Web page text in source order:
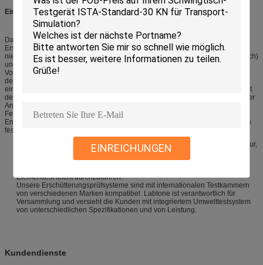
EINREICHUNGEN
Einleitung
Das integrierte Klimatest-System ist eine Kombination der Testkammer und
Erschütterungstestsystem, hingegen unterschiedliche Temperatur (hoch-
niedrige Temperatur), Feuchtigkeit, die Erschütterung (sinusförmig/gelegentlich)
und der elektrische Druck auf dem Exemplar entsprechend dem
Voreinstellungszeitraum angewandt ist, „Umwelt-Simulation“ der Temperatur,
der Feuchtigkeit und der Erschütterung durchzuführen. Verglichen mit
einzelnem Elementtest kann dieser Test die Transport- und Gebrauchsumwelt
der Produkte realistisch simulieren. Es ist eine wichtige Methodologie, zum der
Anpassung des Produktes in Richtung zu den Klimaänderungen, um den
Fehler in den Produkten und auch zur Vorlage herauszustellen in der
Entwicklung des neuen Produktes, der Bewertung und der Massenproduktion
festzusetzen und auszuwerten.
Unabhängiges Kontrollsystem: kann hohe Temperatur, niedrige Temperatur,
konstante Temperatur, konstante Feuchtigkeit, Erschütterungstest und
integrierten Test abschließen.
Elementtest leicht durchzuführen.
Unsere Erschütterungsprüfsysteme sind mit internationalen Testkammern
von verschiedenen Marken kompatibel. Labtone ist verantwortlich für
Versammlung und versieht die Kunden mit integriertem Umwelttestsystem
von unterschiedlichen Spezifikationen und von Leistung.
Kundendienste